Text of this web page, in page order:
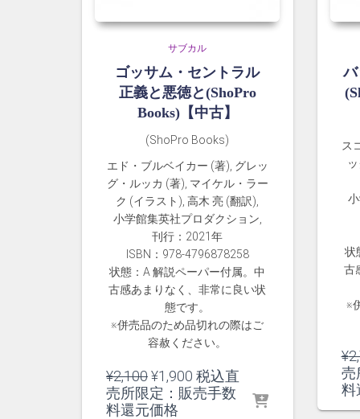
サブカル
ゴッサム・セントラル
正義と悪徳と(ShoPro
Books)【中古】
(ShoPro Books)
エド・ブルベイカー (著), グレッ
グ・ルッカ (著), マイケル・ラー
ク (イラスト), 高木 亮 (翻訳),
小学館集英社プロダクション,
刊行：2021年
ISBN：978-4796878258
状態：A 解説ペーパー付属。中
古感あまりなく、非常に良い状
態です。
※併売品のため品切れの際はご
容赦ください。
¥2,100元
の
価
¥1,900 現
在
税込直
売所限定：販売手数
料還元価格
ス
状
古
※
¥
売
料